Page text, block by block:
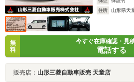
住所
山形県天
無
料
今すぐ在庫確認・見
電話する
販売店： 山形三菱自動車販売 天童店